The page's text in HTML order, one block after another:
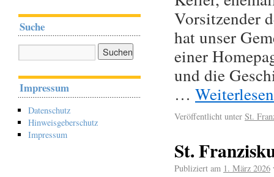
Vorsitzender
hat unser
einer
und die
…
Veröffentlicht unter St.
St.
Publiziert am 1. März 2026
Suche
Impressum
Datenschutz
Hinweisgeberschutz
Impressum